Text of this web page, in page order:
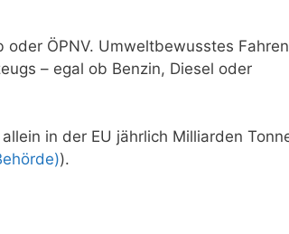
ÖPNV. Umweltbewusstes Fahren
– egal ob Benzin, Diesel oder
in der EU jährlich Milliarden
).